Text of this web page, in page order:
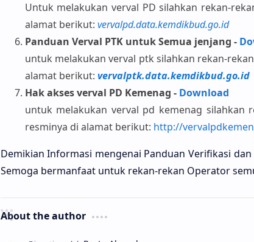
Untuk melakukan verval PD silahkan rekan-
alamat berikut: vervalpd.data.kemdikbud.go.id
Panduan Verval PTK untuk Semua jenjang -
untuk melakukan verval ptk silahkan rekan-
alamat berikut: vervalptk.data.kemdikbud.go.id
Hak akses verval PD Kemenag - Download
untuk melakukan verval pd kemenag silahkan
resminya di alamat berikut: http://
Demikian Informasi mengenai Panduan Verifikasi dan
Semoga bermanfaat untuk rekan-rekan Operator
About the author